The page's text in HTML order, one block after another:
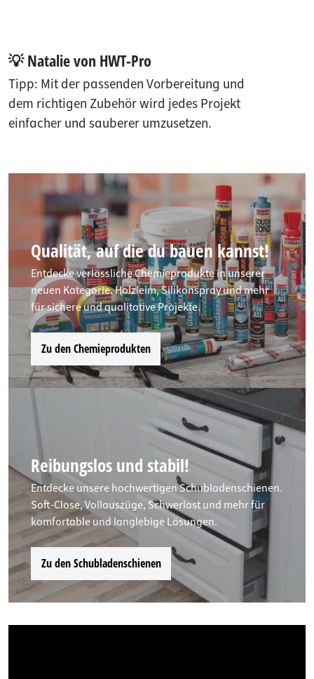
💡 Natalie von HWT-Pro
Tipp: Mit der passenden Vorbereitung und
dem richtigen Zubehör wird jedes Projekt
einfacher und sauberer umzusetzen.
Qualität, auf die du bauen kannst!
Entdecke verlässliche Chemieprodukte in unserer
neuen Kategorie. Holzleim, Silikonspray und mehr
für sichere und qualitative Projekte.
Zu den Chemieprodukten
Reibungslos und stabil!
Entdecke unsere hochwertigen Schubladenschienen.
Soft-Close, Vollauszüge, Schwerlast und mehr für
komfortable und langlebige Lösungen.
Zu den Schubladenschienen